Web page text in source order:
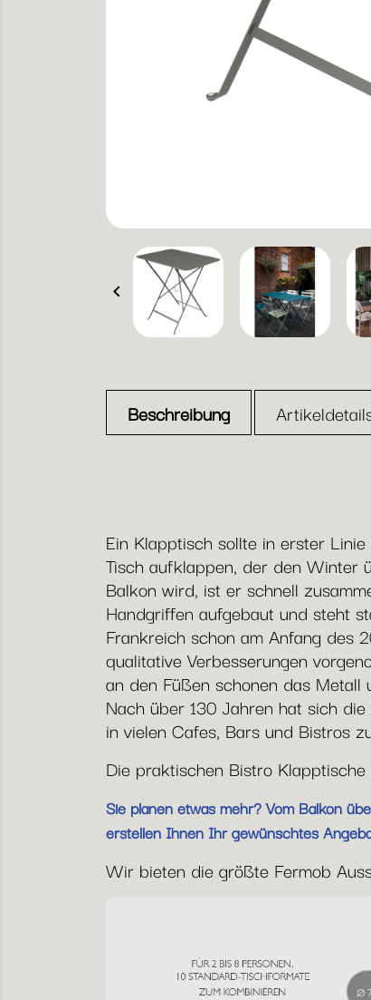

Beschreibung
Ein Klapptisch sollte in erster
Tisch aufklappen, der den Winter
Balkon wird, ist er schnell
Handgriffen aufgebaut und steht
Frankreich schon am Anfang des
qualitative Verbesserungen
an den Füßen schonen das
Nach über 130 Jahren hat sich
in vielen Cafes, Bars und Bistros
Die praktischen Bistro
Sie planen etwas mehr? Vom Balkon
erstellen Ihnen Ihr gewünschtes
Wir bieten die größte Fermob